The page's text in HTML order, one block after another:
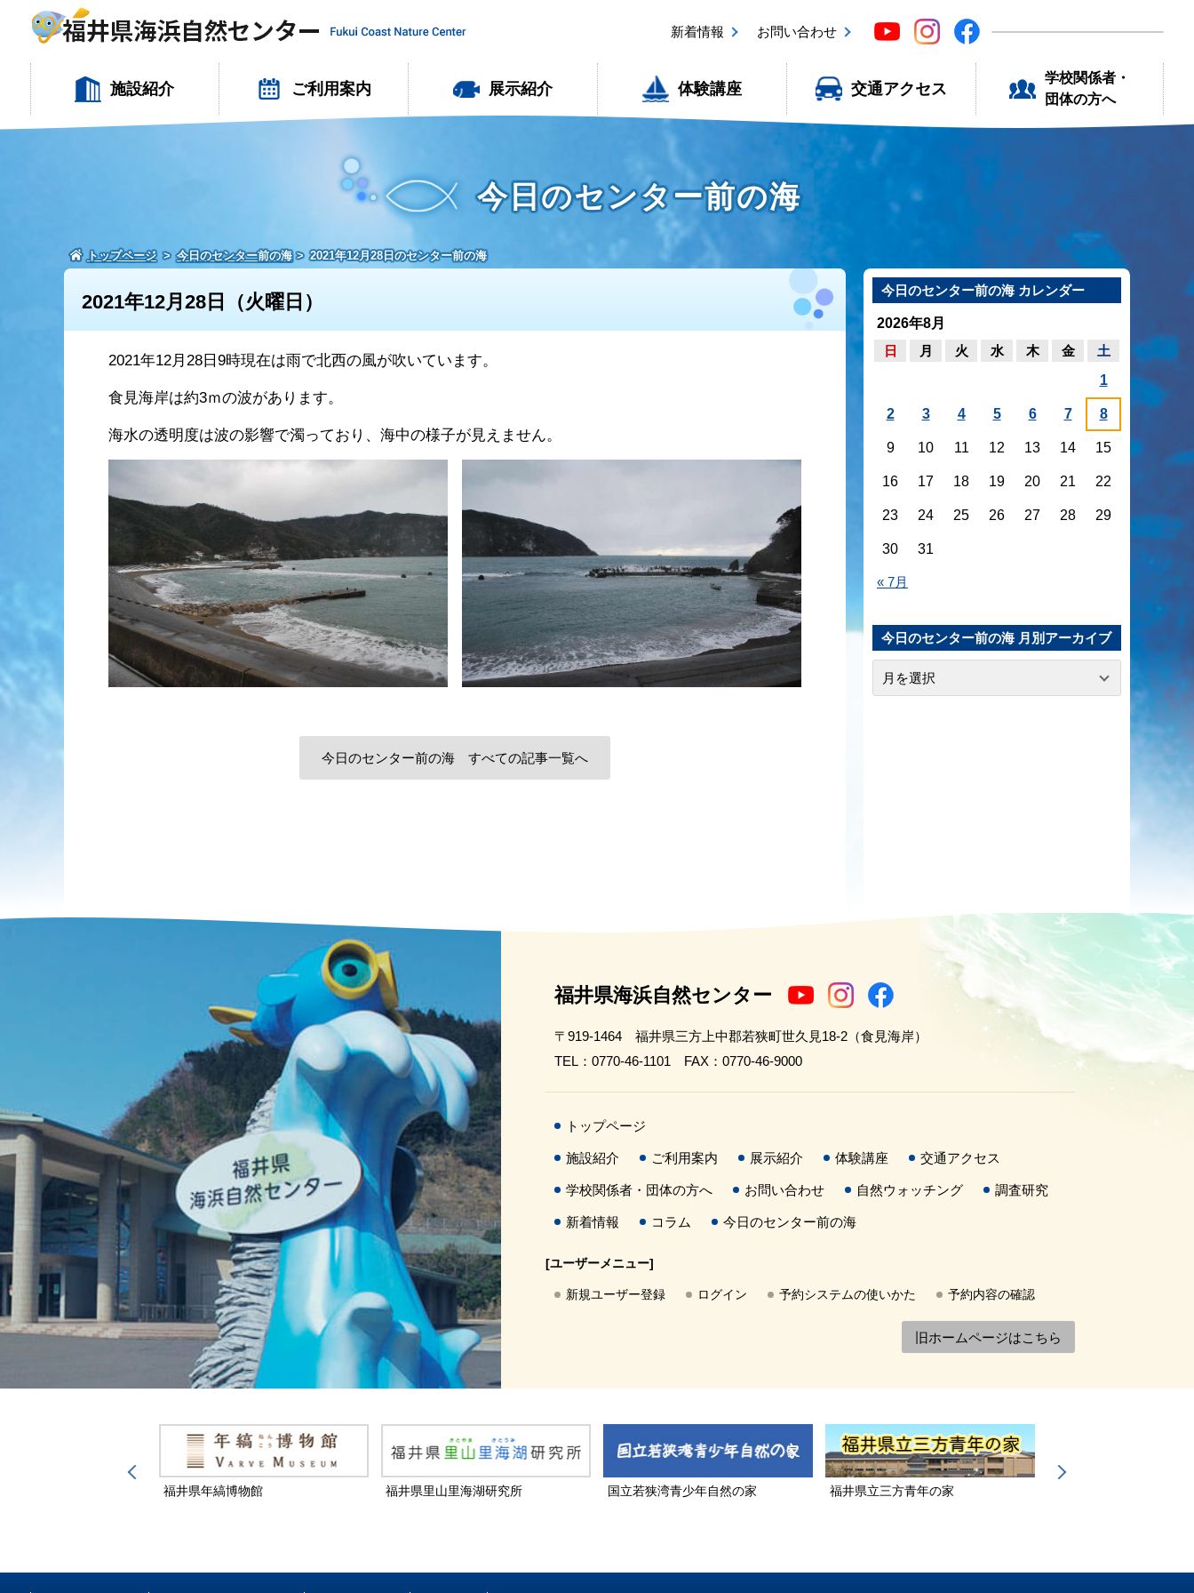
新着情報 お問い合わせ
施設紹介 ご利用案内 展示紹介 体験講座 交通アクセス
学校関係者・
団体の方へ
今日のセンター前の海
トップページ 今日のセンター前の海 2021年12月28日のセンター前の海
2021年12月28日（火曜日）
2021年12月28日9時現在は雨で北西の風が吹いています。
食見海岸は約3ｍの波があります。
海水の透明度は波の影響で濁っており、海中の様子が見えません。
今日のセンター前の海 すべての記事一覧へ
今日のセンター前の海 カレンダー
2026年8月
日
月 火 水 木 金 土
« 7月
1
2 3 4 5 6 7 8
9 10 11 12 13 14 15
16 17 18 19 20 21 22
23 24 25 26 27 28 29
30 31
今日のセンター前の海 月別アーカイブ
福井県海浜自然センター
〒919-1464 福井県三方上中郡若狭町世久見18-2（食見海岸）
TEL：0770-46-1101 FAX：0770-46-9000
トップページ
施設紹介 ご利用案内 展示紹介 体験講座 交通アクセス
学校関係者・団体の方へ お問い合わせ 自然ウォッチング 調査研究
新着情報 コラム 今日のセンター前の海
[ユーザーメニュー]
新規ユーザー登録 ログイン 予約システムの使いかた 予約内容の確認
旧ホームページはこちら
福井県年縞博物館 福井県里山里海湖研究所 国立若狭湾青少年自然の家 福井県立三方青年の家